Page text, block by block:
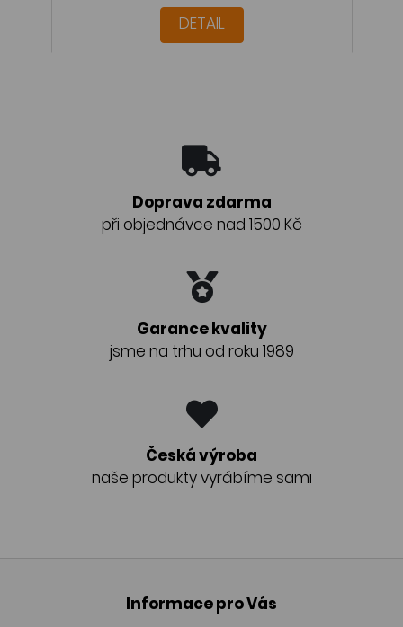
DETAIL
Doprava zdarma
při objednávce nad 1500 Kč
Garance kvality
jsme na trhu od roku 1989
Česká výroba
naše produkty vyrábíme sami
Informace pro Vás